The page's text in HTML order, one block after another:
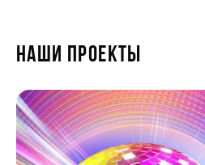
НАШИ ПРОЕКТЫ